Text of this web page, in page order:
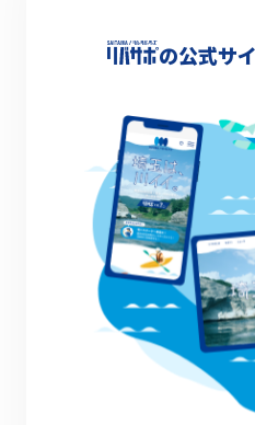
水生生物調査 カヌー
その他の
の公式サ